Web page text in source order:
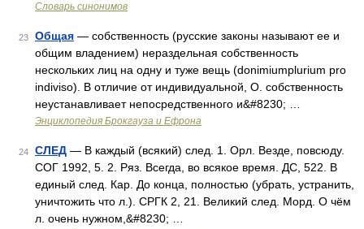
Словарь синонимов
23 Общая — собственность (русские законы называют ее и
общим владением) нераздельная собственность
нескольких лиц на одну и туже вещь (donimiumplurium рro
indiviso). В отличие от индивидуальной, О. собственность
неустанавливает непосредственного и&#8230; …
Энциклопедия Брокгауза и Ефрона
24 СЛЕД — В каждый (всякий) след. 1. Орл. Везде, повсюду.
СОГ 1992, 5. 2. Ряз. Всегда, во всякое время. ДС, 522. В
единый след. Кар. До конца, полностью (убрать, устранить,
уничтожить что л.). СРГК 2, 21. Великий след. Морд. О чём
л. очень нужном,&#8230; …